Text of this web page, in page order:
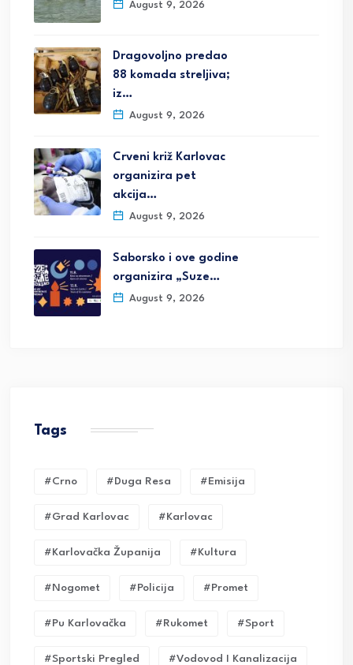
August 9, 2026
Dragovoljno predao
88 komada streljiva;
iz…
August 9, 2026
Crveni križ Karlovac
organizira pet
akcija…
August 9, 2026
Saborsko i ove godine
organizira „Suze…
August 9, 2026
Tags
#crno #duga Resa #emisija
#grad Karlovac #karlovac
#karlovačka Županija #kultura
#nogomet #policija #promet
#pu Karlovačka #rukomet #sport
#sportski Pregled #vodovod I Kanalizacija